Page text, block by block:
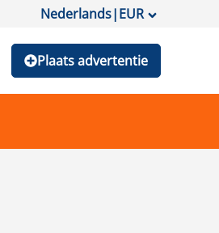
Nederlands|EUR
Plaats advertentie